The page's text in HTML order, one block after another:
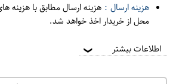
هزینه ارسال : هزینه ارسال مطابق با هزینه
محل از خریدار اخذ خواهد شد.
اطلاعات بیشتر ❯